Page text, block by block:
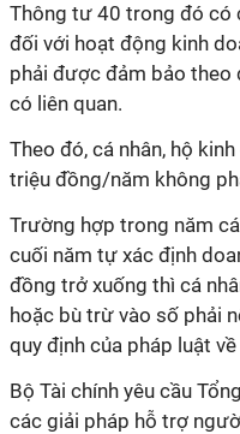
Thông tư 40 trong đó có
đối với hoạt động kinh
phải được đảm bảo theo
có liên quan.
Theo đó, cá nhân, hộ
triệu đồng/năm không
Trường hợp trong năm
cuối năm tự xác định
đồng trở xuống thì cá
hoặc bù trừ vào số phải
quy định của pháp luật
Bộ Tài chính yêu cầu
các giải pháp hỗ trợ